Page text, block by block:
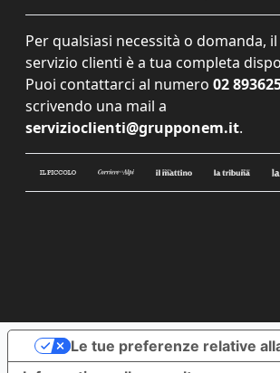
Per qualsiasi necessità o domanda,
servizio clienti è a tua completa
Puoi contattarci al numero 02
scrivendo una mail a
servizioclienti@grupponem.it.
Le tue preferenze relative